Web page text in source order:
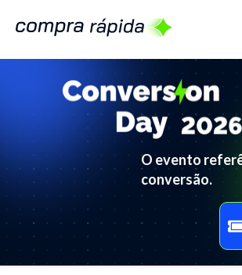
O evento
conversão.